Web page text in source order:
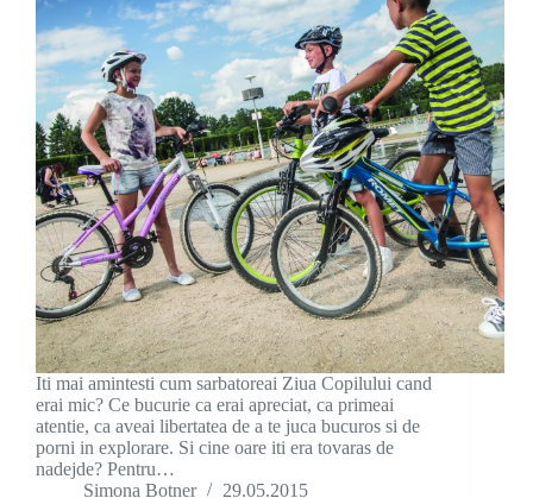
Iti mai amintesti cum sarbatoreai Ziua Copilului cand
erai mic? Ce bucurie ca erai apreciat, ca primeai
atentie, ca aveai libertatea de a te juca bucuros si de
porni in explorare. Si cine oare iti era tovaras de
nadejde? Pentru…
Simona Botner
29.05.2015